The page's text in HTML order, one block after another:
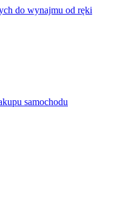
do wynajmu od ręki
samochodu